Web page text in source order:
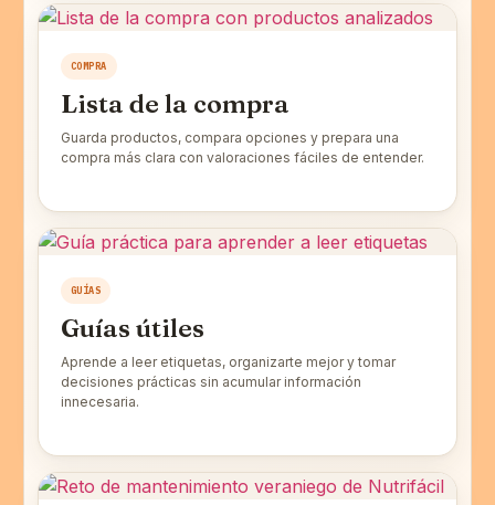
COMPRA
Lista de la compra
Guarda productos, compara opciones y prepara una
compra más clara con valoraciones fáciles de entender.
GUÍAS
Guías útiles
Aprende a leer etiquetas, organizarte mejor y tomar
decisiones prácticas sin acumular información
innecesaria.